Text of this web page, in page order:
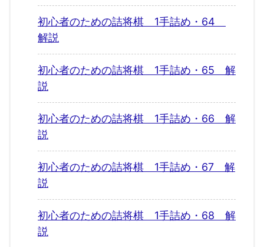
初心者のための詰将棋 1手詰め・64
解説
初心者のための詰将棋 1手詰め・65 解
説
初心者のための詰将棋 1手詰め・66 解
説
初心者のための詰将棋 1手詰め・67 解
説
初心者のための詰将棋 1手詰め・68 解
説